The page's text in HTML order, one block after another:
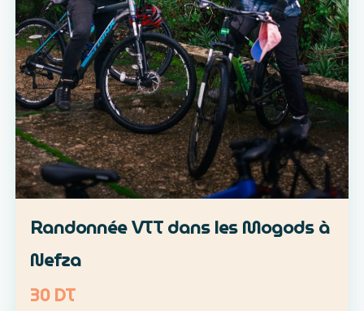
Randonnée VTT dans les Mogods à
Nefza
30 DT